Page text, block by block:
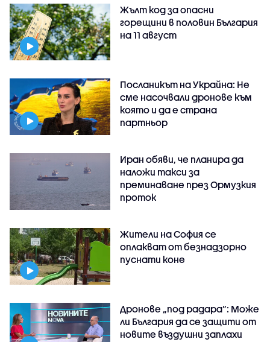
Жълт код за опасни
горещини в половин България
на 11 август
Посланикът на Украйна: Не
сме насочвали дронове към
която и да е страна
партньор
Иран обяви, че планира да
наложи такси за
преминаване през Ормузкия
проток
Жители на София се
оплакват от безнадзорно
пуснати коне
Дронове „под радара“: Може
ли България да се защити от
новите въздушни заплахи